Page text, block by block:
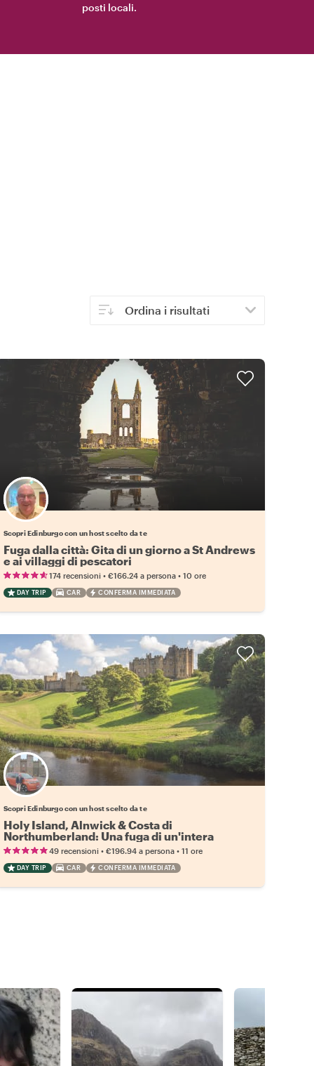
posti locali.
Ordina i risultati
Scegli il tuo local preferito
Scopri Edinburgo con un host scelto da te
Fuga dalla città: Gita di un giorno a St Andrews
e ai villaggi di pescatori
174 recensioni• €166.24 a persona• 10 ore
DAY TRIP CAR CONFERMA IMMEDIATA
Scopri Edinburgo con un host scelto da te
Holy Island, Alnwick & Costa di
Northumberland: Una fuga di un'intera
giornata da Edimburgo
49 recensioni• €196.94 a persona• 11 ore
DAY TRIP CAR CONFERMA IMMEDIATA